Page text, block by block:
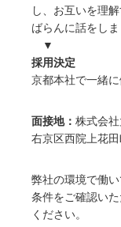
し、お互いを理
ばらんに話をしま
▼
採用決定
京都本社で一緒に
面接地： 株式会
右京区西院上花
弊社の環境で働
条件をご確認い
ください。